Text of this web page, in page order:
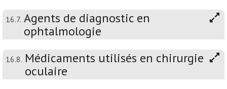
16.7. Agents de diagnostic en
ophtalmologie
16.8. Médicaments utilisés en chirurgie
oculaire